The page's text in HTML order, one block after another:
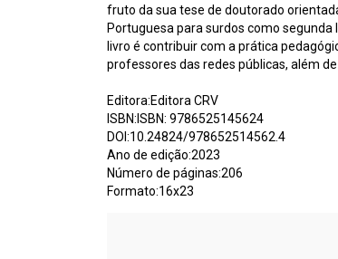
fruto da sua tese de doutorado
Portuguesa para surdos como
livro é contribuir com a prática
professores das redes públicas, além
Editora:Editora CRV
ISBN:ISBN: 9786525145624
DOI:10.24824/978652514562.4
Ano de edição:2023
Número de páginas:206
Formato:16x23